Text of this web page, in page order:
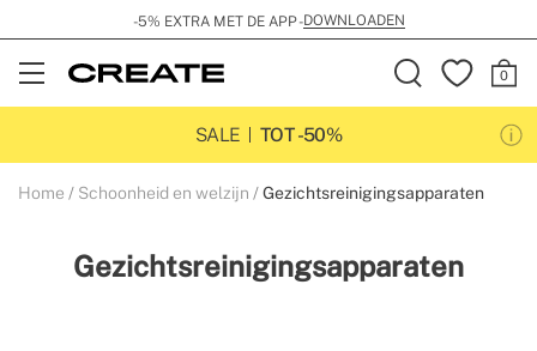
-5% EXTRA MET DE APP -DOWNLOADEN
Open
Menu
SALE
TOT -50%
Home Schoonheid en welzijn Gezichtsreinigingsapparaten
Gezichtsreinigingsapparaten